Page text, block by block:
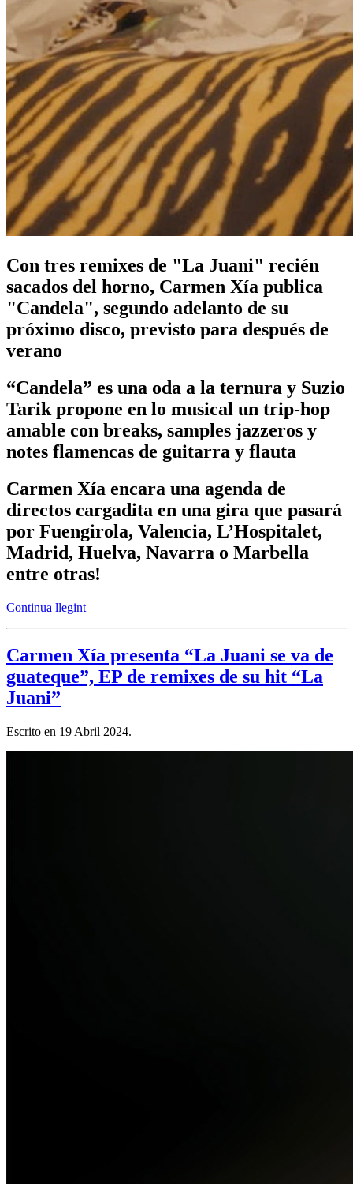
Con tres remixes de "La Juani" recién
sacados del horno, Carmen Xía publica
"Candela", segundo adelanto de su
próximo disco, previsto para después de
verano
“Candela” es una oda a la ternura y Suzio
Tarik propone en lo musical un trip-hop
amable con breaks, samples jazzeros y
notes flamencas de guitarra y flauta
Carmen Xía encara una agenda de
directos cargadita en una gira que pasará
por Fuengirola, Valencia, L’Hospitalet,
Madrid, Huelva, Navarra o Marbella
entre otras!
Continua llegint
Carmen Xía presenta “La Juani se va de
guateque”, EP de remixes de su hit “La
Juani”
Escrito en 19 Abril 2024.